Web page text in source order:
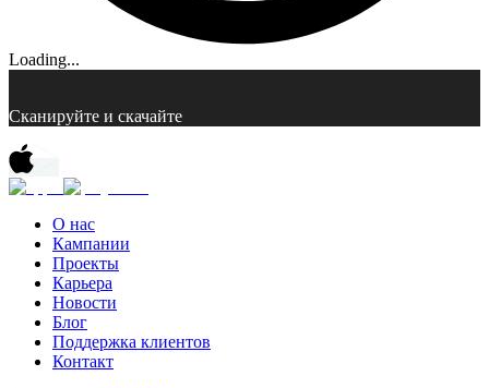
Loading...
Сканируйте и скачайте
О нас
Кампании
Проекты
Карьера
Новости
Блог
Поддержка клиентов
Контакт